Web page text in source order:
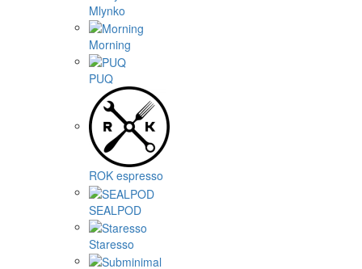
Mlynko
Morning
PUQ
ROK espresso
SEALPOD
Staresso